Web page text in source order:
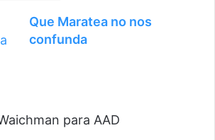
Que Maratea no nos
confunda
para AAD